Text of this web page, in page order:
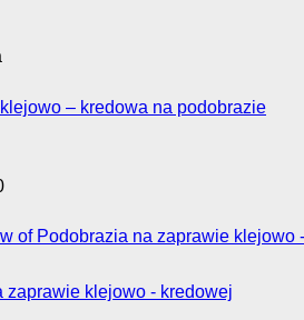
– kredowa na podobrazie
Zakres
od
do